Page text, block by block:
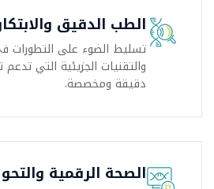
الطب الدقيق
تسليط الضوء على التطورات
والتقنيات الجزيئية التي
دقيقة ومخصصة.
الصحة الرقمية